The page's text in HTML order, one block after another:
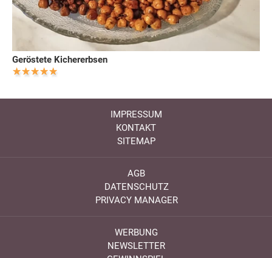
Geröstete Kichererbsen
IMPRESSUM
KONTAKT
SITEMAP
AGB
DATENSCHUTZ
PRIVACY MANAGER
WERBUNG
NEWSLETTER